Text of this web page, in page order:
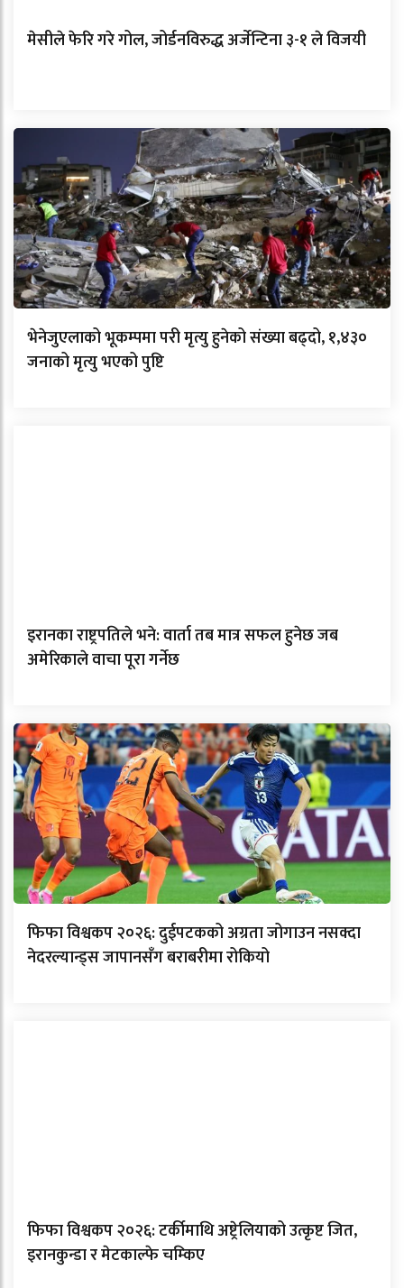
मेसीले फेरि गरे गोल, जोर्डनविरुद्ध अर्जेन्टिना ३-१ ले विजयी
भेनेजुएलाको भूकम्पमा परी मृत्यु हुनेको संख्या बढ्दो, १,४३०
जनाको मृत्यु भएको पुष्टि
इरानका राष्ट्रपतिले भने: वार्ता तब मात्र सफल हुनेछ जब
अमेरिकाले वाचा पूरा गर्नेछ
फिफा विश्वकप २०२६: दुईपटकको अग्रता जोगाउन नसक्दा
नेदरल्यान्ड्स जापानसँग बराबरीमा रोकियो
फिफा विश्वकप २०२६: टर्कीमाथि अष्ट्रेलियाको उत्कृष्ट जित,
इरानकुन्डा र मेटकाल्फे चम्किए